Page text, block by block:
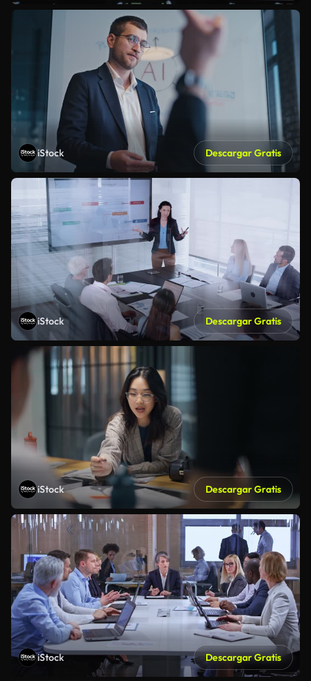
iStock Descargar Gratis
iStock Descargar Gratis
iStock Descargar Gratis
iStock Descargar Gratis